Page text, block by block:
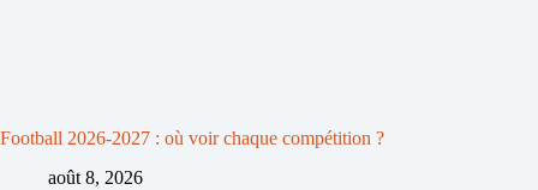
Football 2026-2027 : où voir chaque compétition ?
août 8, 2026